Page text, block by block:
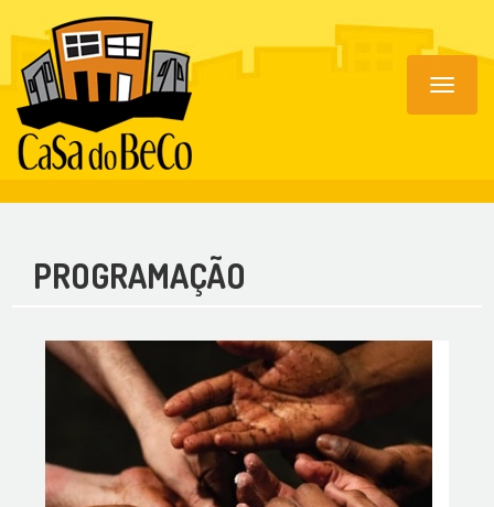
Toggle
PROGRAMAÇÃO